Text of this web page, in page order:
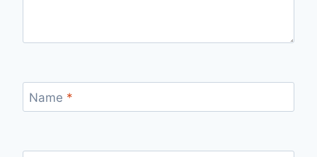
Name *